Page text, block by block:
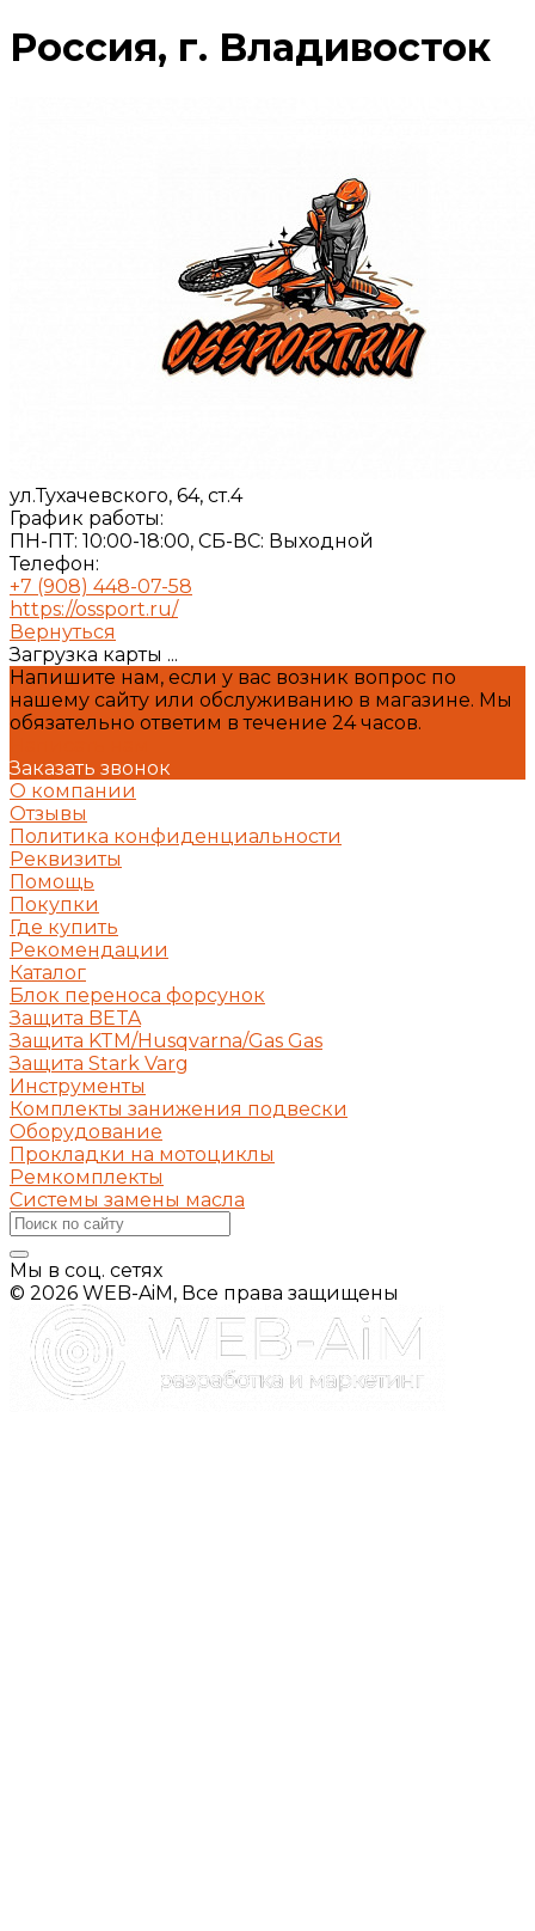
Россия, г. Владивосток
ул.Тухачевского, 64, ст.4
График работы:
ПН-ПТ: 10:00-18:00, СБ-ВС: Выходной
Телефон:
+7 (908) 448-07-58
https://ossport.ru/
Вернуться
Загрузка карты ...
Напишите нам, если у вас возник вопрос по
нашему сайту или обслуживанию в магазине. Мы
обязательно ответим в течение 24 часов.
Заказать звонок
О компании
Отзывы
Политика конфиденциальности
Реквизиты
Помощь
Покупки
Где купить
Рекомендации
Каталог
Блок переноса форсунок
Защита BETA
Защита KTM/Husqvarna/Gas Gas
Защита Stark Varg
Инструменты
Комплекты занижения подвески
Оборудование
Прокладки на мотоциклы
Ремкомплекты
Системы замены масла
Мы в соц. сетях
© 2026 WEB-AiM, Все права защищены